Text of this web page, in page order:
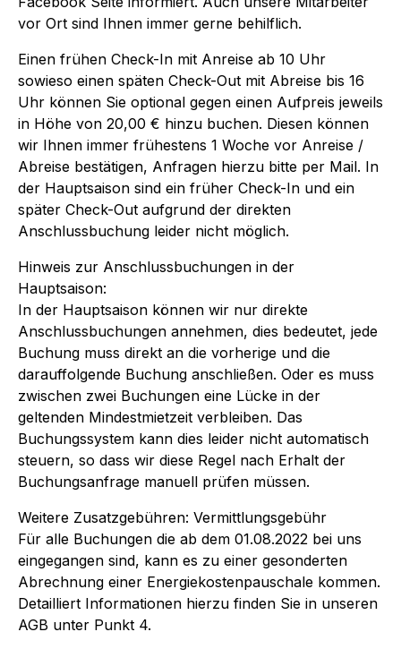
vor Ort sind Ihnen immer gerne behilflich.
Einen frühen Check-In mit Anreise ab 10 Uhr
sowieso einen späten Check-Out mit Abreise bis 16
Uhr können Sie optional gegen einen Aufpreis jeweils
in Höhe von 20,00 € hinzu buchen. Diesen können
wir Ihnen immer frühestens 1 Woche vor Anreise /
Abreise bestätigen, Anfragen hierzu bitte per Mail. In
der Hauptsaison sind ein früher Check-In und ein
später Check-Out aufgrund der direkten
Anschlussbuchung leider nicht möglich.
Hinweis zur Anschlussbuchungen in der
Hauptsaison:
In der Hauptsaison können wir nur direkte
Anschlussbuchungen annehmen, dies bedeutet, jede
Buchung muss direkt an die vorherige und die
darauffolgende Buchung anschließen. Oder es muss
zwischen zwei Buchungen eine Lücke in der
geltenden Mindestmietzeit verbleiben. Das
Buchungssystem kann dies leider nicht automatisch
steuern, so dass wir diese Regel nach Erhalt der
Buchungsanfrage manuell prüfen müssen.
Weitere Zusatzgebühren: Vermittlungsgebühr
Für alle Buchungen die ab dem 01.08.2022 bei uns
eingegangen sind, kann es zu einer gesonderten
Abrechnung einer Energiekostenpauschale kommen.
Detailliert Informationen hierzu finden Sie in unseren
AGB unter Punkt 4.